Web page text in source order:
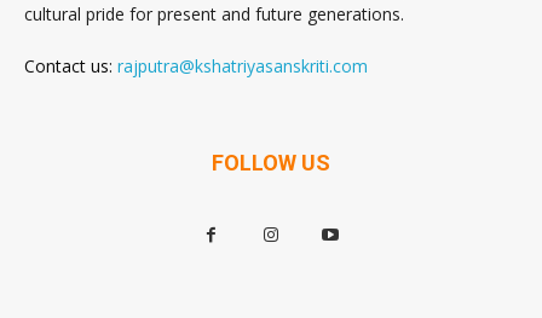
cultural pride for present and future generations.
Contact us: rajputra@kshatriyasanskriti.com
FOLLOW US